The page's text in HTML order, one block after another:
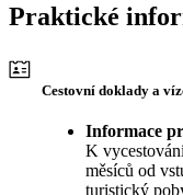
Praktické
Cestovní doklady a
Informace
K
měsíců od
turistický